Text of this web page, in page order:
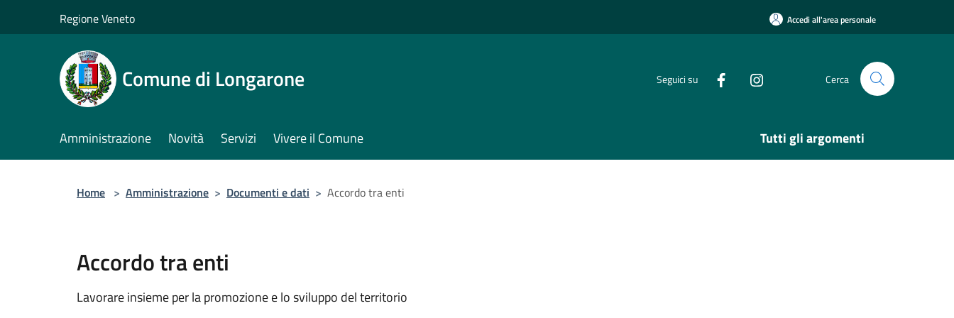
Regione Veneto Accedi all'area personale
Comune di Longarone Seguici su Cerca
Amministrazione Novità Servizi Vivere il Comune Tutti gli argomenti
Home > Amministrazione > Documenti e dati > Accordo tra enti
Accordo tra enti
Lavorare insieme per la promozione e lo sviluppo del territorio